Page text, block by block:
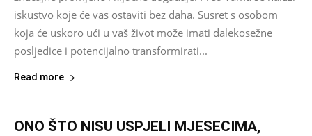
iskustvo koje će vas ostaviti bez daha. Susret s osobom
koja će uskoro ući u vaš život može imati dalekosežne
posljedice i potencijalno transformirati...
Read more
ONO ŠTO NISU USPJELI MJESECIMA,